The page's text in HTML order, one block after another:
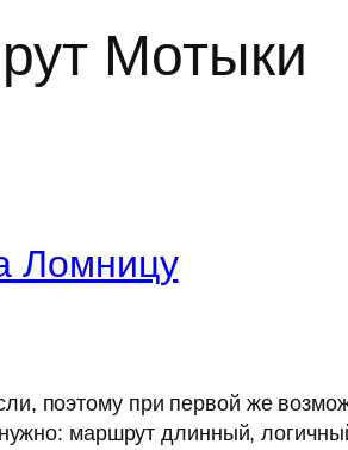
Мотыки
Ломницу
поэтому при первой же
маршрут длинный,